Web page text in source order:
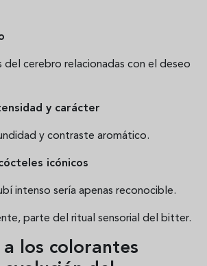
del cerebro relacionadas con el deseo
y carácter
y contraste aromático.
icónicos
intenso sería apenas reconocible.
parte del ritual sensorial del bitter.
los colorantes